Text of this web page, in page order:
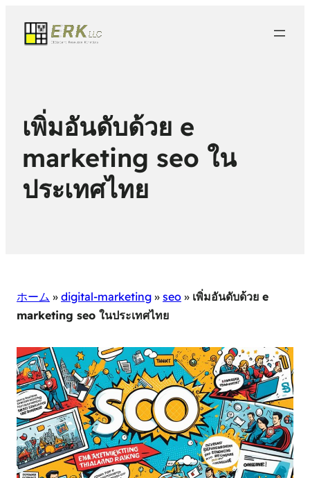
เพิ่มอันดับด้วย e
marketing seo ใน
ประเทศไทย
ホーム » digital-marketing » seo » เพิ่มอันดับด้วย e
marketing seo ในประเทศไทย